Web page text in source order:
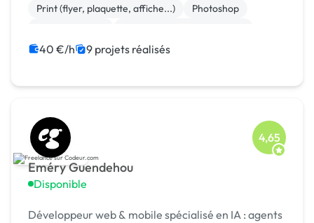
Print (flyer, plaquette, affiche...)
Photoshop
Integration HTML
Gestion site web
40 €/h 9 projets réalisés
Eméry Guendehou
Disponible
4,65
Développeur web & mobile spécialisé en IA : agents